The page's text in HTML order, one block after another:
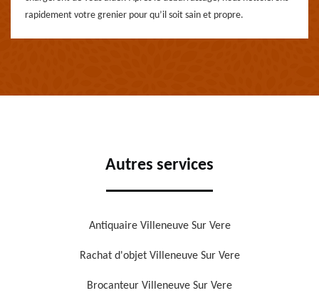
rapidement votre grenier pour qu’il soit sain et propre.
Autres services
Antiquaire Villeneuve Sur Vere
Rachat d'objet Villeneuve Sur Vere
Brocanteur Villeneuve Sur Vere